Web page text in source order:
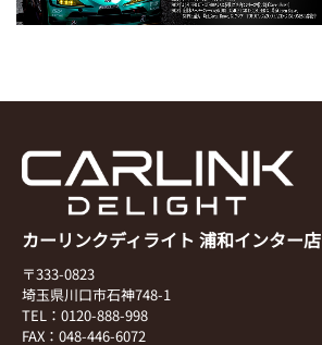
カーリンクディライト 浦和インター店
〒333-0823
埼玉県川口市石神748-1
TEL：0120-888-998
FAX：048-446-6072